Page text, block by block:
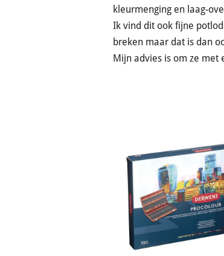
kleurmenging en laag-
Ik vind dit ook fijne
breken maar dat is dan
Mijn advies is om ze